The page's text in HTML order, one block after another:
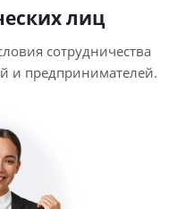
лиц
сотрудничества
и предпринимателей.